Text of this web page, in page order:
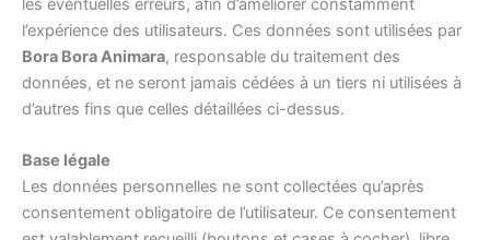
les éventuelles erreurs, afin d’améliorer constamment
l’expérience des utilisateurs. Ces données sont utilisées par
Bora Bora Animara, responsable du traitement des
données, et ne seront jamais cédées à un tiers ni utilisées à
d’autres fins que celles détaillées ci-dessus.
Base légale
Les données personnelles ne sont collectées qu’après
consentement obligatoire de l’utilisateur. Ce consentement